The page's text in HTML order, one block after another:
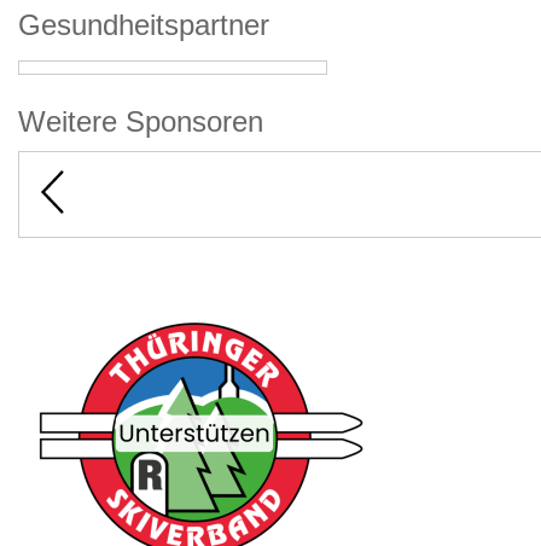
Gesundheitspartner
Weitere Sponsoren